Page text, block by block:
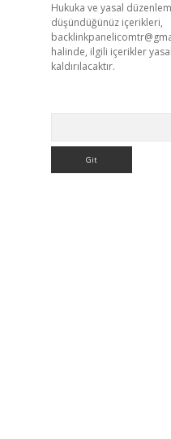
Hukuka ve yasal
düşündüğünüz içerikleri,
halinde, ilgili içerikler
kaldırılacaktır.